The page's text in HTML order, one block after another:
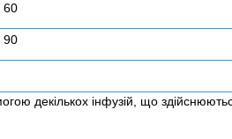
60
90
декількох інфузій, що